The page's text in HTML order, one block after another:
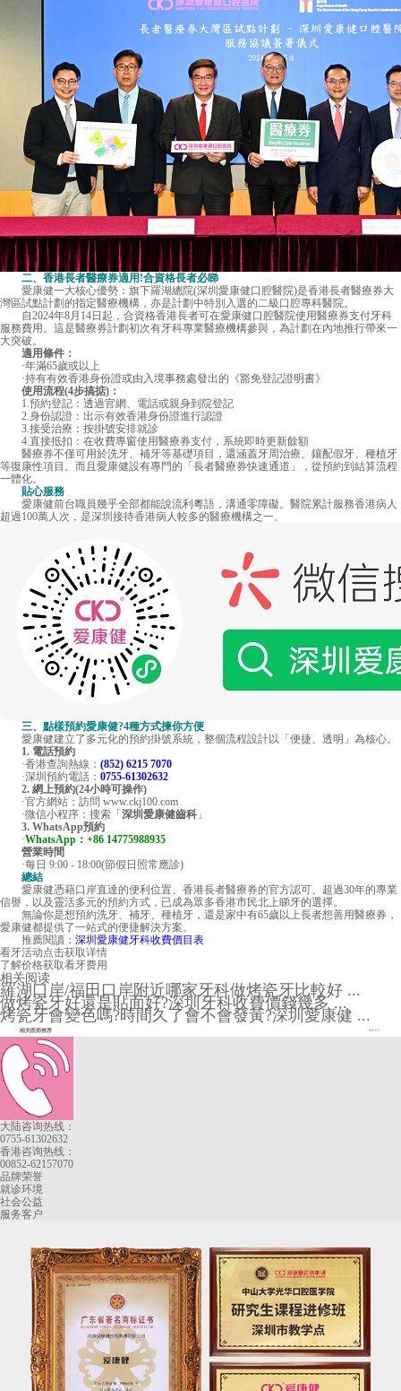
二、香港長者醫療券適用!合資格長者必睇
愛康健一大核心優勢：旗下羅湖總院(深圳愛康健口腔醫院)是香港長者醫療券大
灣區試點計劃的指定醫療機構，亦是計劃中特別入選的二級口腔專科醫院。
自2024年8月14日起，合資格香港長者可在愛康健口腔醫院使用醫療券支付牙科
服務費用。這是醫療券計劃初次有牙科專業醫療機構參與，為計劃在內地推行帶來一
大突破。
適用條件：
·年滿65歲或以上
·持有有效香港身份證或由入境事務處發出的《豁免登記證明書》
使用流程(4步搞掂)：
1.預約登記：透過官網、電話或親身到院登記
2.身份認證：出示有效香港身份證進行認證
3.接受治療：按掛號安排就診
4.直接抵扣：在收費專窗使用醫療券支付，系統即時更新餘額
醫療券不僅可用於洗牙、補牙等基礎項目，還涵蓋牙周治療、鑲配假牙、種植牙
等復康性項目。而且愛康健設有專門的「長者醫療券快速通道」，從預約到結算流程
一體化。
貼心服務
愛康健前台職員幾乎全部都能說流利粵語，溝通零障礙。醫院累計服務香港病人
超過100萬人次，是深圳接待香港病人較多的醫療機構之一。
三、點樣預約愛康健?4種方式揀你方便
愛康健建立了多元化的預約掛號系統，整個流程設計以「便捷、透明」為核心。
1. 電話預約
·香港查詢熱線： (852) 6215 7070
·深圳預約電話： 0755-61302632
2. 網上預約(24小時可操作)
·官方網站：訪問 www.ckj100.com
·微信小程序：搜索「 深圳愛康健齒科 」
3. WhatsApp預約
·WhatsApp：+86 14775988935
營業時間
·每日 9:00 - 18:00(節假日照常應診)
總結
愛康健憑藉口岸直達的便利位置、香港長者醫療券的官方認可、超過30年的專業
信譽，以及靈活多元的預約方式，已成為眾多香港市民北上睇牙的選擇。
無論你是想預約洗牙、補牙、種植牙，還是家中有65歲以上長者想善用醫療券，
愛康健都提供了一站式的便捷解決方案。
推薦閱讀： 深圳愛康健牙科收費價目表
看牙活动点击获取详情
了解价格获取看牙费用
相关阅读
羅湖口岸/福田口岸附近哪家牙科做烤瓷牙比較好 ...
做烤瓷牙好還是貼面好?深圳牙科收費價錢幾多 ...
烤瓷牙會變色嗎?時間久了會不會發黃?深圳愛康健 ...
相关医师推荐 More+
大陆咨询热线：
0755-61302632
香港咨询热线：
00852-62157070
品牌荣誉
就诊环境
社会公益
服务客户